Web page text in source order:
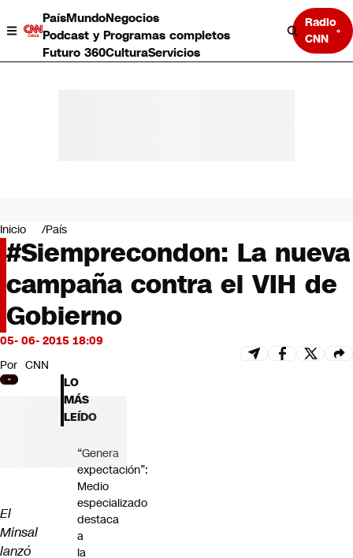
PaísMundoNegocios
Podcast y Programas completos
Futuro 360CulturaServicios
Radio
CNN
Negocios
Deportes
Programas completos
Cultura
Servicios
Bits
CNN tiempo
Futuro 360
Opinión
Inicio País
#Siemprecondon: La nueva
campaña contra el VIH de
Gobierno
05- 06- 2015 18:09
Por CNN
El
Minsal
lanzó
LO
MÁS
LEÍDO
“Genera
expectación”:
Medio
especializado
destaca
a
la